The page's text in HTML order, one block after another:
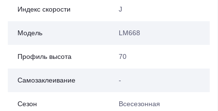
Индекс скорости J
Модель LM668
Профиль высота 70
Самозаклеивание -
Сезон Всесезонная